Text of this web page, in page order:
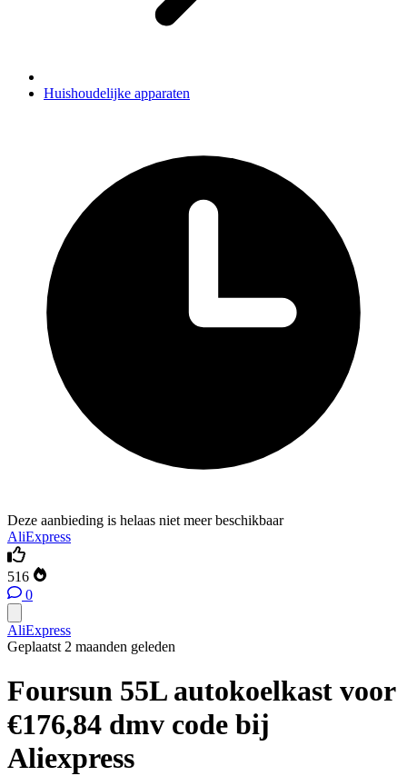
Huishoudelijke apparaten
Deze aanbieding is helaas niet meer beschikbaar
AliExpress
516
0
AliExpress
Geplaatst 2 maanden geleden
Foursun 55L autokoelkast voor
€176,84 dmv code bij
Aliexpress